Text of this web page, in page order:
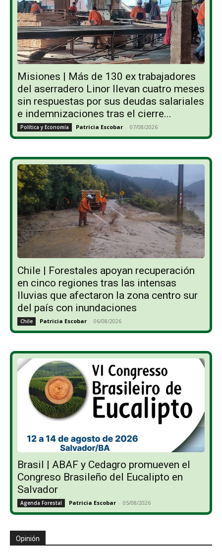
Misiones | Más de 130 ex trabajadores
del aserradero Linor llevan cuatro meses
sin respuestas por sus deudas salariales
e indemnizaciones tras el cierre...
Política y Economía Patricia Escobar - 07/08/2026
Chile | Forestales apoyan recuperación
en cinco regiones tras las intensas
lluvias que afectaron la zona centro sur
del país con inundaciones
Chile Patricia Escobar - 06/08/2026
Brasil | ABAF y Cedagro promueven el
Congreso Brasileño del Eucalipto en
Salvador
Agenda Forestal Patricia Escobar - 05/08/2026
Opinión